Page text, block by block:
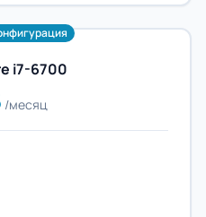
i7-6700
/месяц